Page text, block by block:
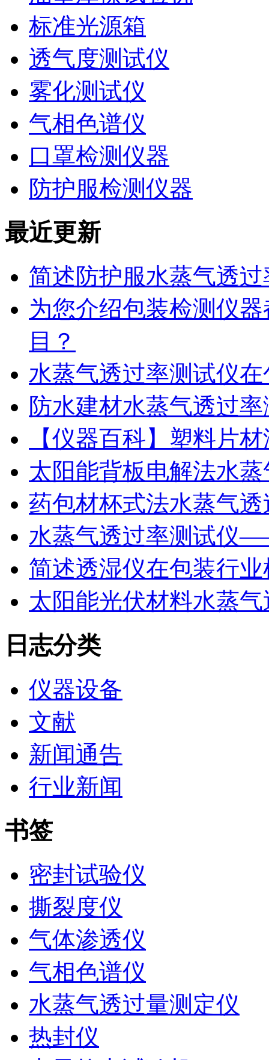
标准光源箱
透气度测试仪
雾化测试仪
气相色谱仪
口罩检测仪器
防护服检测仪器
最近更新
简述防护服水蒸气透
为您介绍包装检测仪
目？
水蒸气透过率测试仪
防水建材水蒸气透过
【仪器百科】塑料片
太阳能背板电解法水
药包材杯式法水蒸气
水蒸气透过率测试仪
简述透湿仪在包装行
太阳能光伏材料水蒸
日志分类
仪器设备
文献
新闻通告
行业新闻
书签
密封试验仪
撕裂度仪
气体渗透仪
气相色谱仪
水蒸气透过量测定仪
热封仪